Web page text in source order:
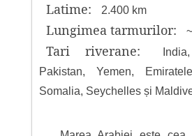
Latime: 2.400 km
Lungimea tarmurilor:
Tari riverane:
Pakistan, Yemen,
Somalia, Seychelles și